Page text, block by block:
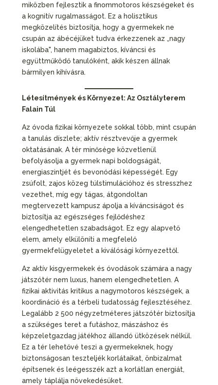
miközben fejlesztik a finommotoros készségeket és
a kognitív rugalmasságot. Ez a holisztikus
megközelítés biztosítja, hogy a gyermekek ne
csupán az ábécéjüket tudva érkezzenek az „nagy
iskolába", hanem magabiztos, kíváncsi és
együttműködő tanulóként, akik készen állnak
bármilyen kihívásra.
Létesítmények és Környezet: Az Osztályterem
Falain Túl
Az óvoda fizikai környezete sokkal több, mint csupán
a tanulás díszlete; aktív résztvevője a gyermek
oktatásának. A tér minősége közvetlenül
befolyásolja a gyermek napi boldogságát,
energiaszintjét és bevonódási képességét. Egy
zsúfolt, zajos közeg túlstimulációhoz és stresszhez
vezethet, míg egy tágas, átgondoltan
megtervezett kampusz ápolja a kíváncsiságot és
biztosítja az egészséges fejlődéshez
elengedhetetlen szabadságot. Ez egy alapvető
elem, amely elkülöníti a megfelelő
gyermekfelügyeletet a kiválósági környezettől.
Az aktív kisgyermekek és óvodások számára a nagy
játszótér nem luxus, hanem elengedhetetlen. A
fizikai aktivitás kritikus a nagymotoros készségek, a
koordináció és a térbeli tudatosság fejlesztéséhez.
Legalább 2 500 négyzetméteres játszótér biztosítja
a szükséges teret a futáshoz, mászáshoz és
képzeletgazdag játékhoz állandó ütközések nélkül.
Ez a tér lehetővé teszi a gyermekeknek, hogy
biztonságosan teszteljék korlátaikat, önbizalmat
építsenek és leégesszék azt a korlátlan energiát,
amely táplálja növekedésüket.